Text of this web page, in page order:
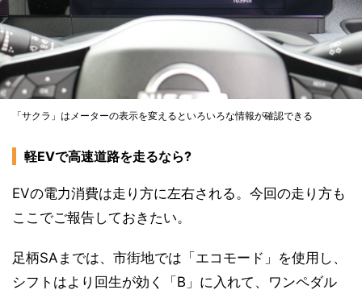
「サクラ」はメーターの表示を変えるといろいろな情報が確認できる
軽EVで高速道路を走るなら?
EVの電力消費は走り方に左右される。今回の走り方も
ここでご報告しておきたい。
足柄SAまでは、市街地では「エコモード」を使用し、
シフトはより回生が効く「B」に入れて、ワンペダル